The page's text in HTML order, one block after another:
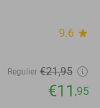
9.6 star
Regulier €21,95
€11 ,95